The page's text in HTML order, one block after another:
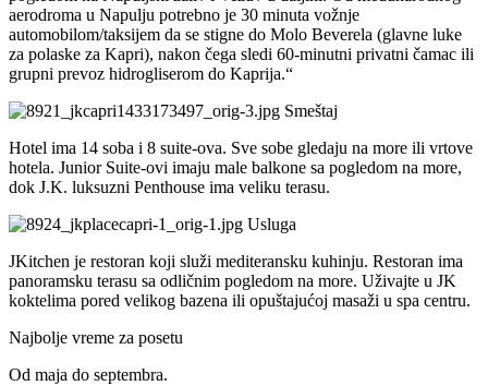
aerodroma u Napulju potrebno je 30 minuta vožnje
automobilom/taksijem da se stigne do Molo Beverela (glavne luke
za polaske za Kapri), nakon čega sledi 60-minutni privatni čamac ili
grupni prevoz hidrogliserom do Kaprija.“
Smeštaj
Hotel ima 14 soba i 8 suite-ova. Sve sobe gledaju na more ili vrtove
hotela. Junior Suite-ovi imaju male balkone sa pogledom na more,
dok J.K. luksuzni Penthouse ima veliku terasu.
Usluga
JKitchen je restoran koji služi mediteransku kuhinju. Restoran ima
panoramsku terasu sa odličnim pogledom na more. Uživajte u JK
koktelima pored velikog bazena ili opuštajućoj masaži u spa centru.
Najbolje vreme za posetu
Od maja do septembra.